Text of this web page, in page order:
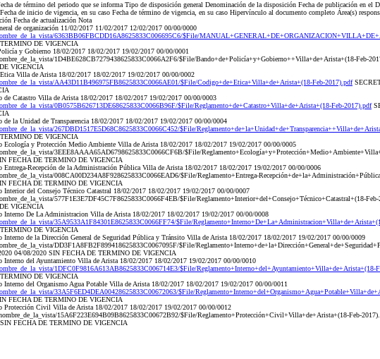
de término del periodo que se informa Tipo de disposición general Denominación de la disposición Fecha de publicación en el
de inicio de vigencia, en su caso Fecha de término de vigencia, en su caso Hipervínculo al documento completo Área(s)
Fecha de actualización Nota
de organización 11/02/2017 11/02/2017 12/02/2017 00/00/0000
6363BB06FBCDD16A8625833C006695C6/$File/
DE VIGENCIA
y Gobierno 18/02/2017 18/02/2017 19/02/2017 00/00/0001
1D4BE628CB7279438625833C0066A2F6/$File/Bando+de+Policía+y+Gobierno++Villa+de+Arista+(18-Feb-
VIGENCIA
Villa de Arista 18/02/2017 18/02/2017 19/02/2017 00/00/0002
AA43D11B496975FB8625833C0066AE01/$File/Codigo+de+Etica+Villa+de+Arista+(18-Feb-2017).pdf
de Catastro Villa de Arista 18/02/2017 18/02/2017 19/02/2017 00/00/0003
0B0575B626713DE68625833C0066B96F/$File/Reglamento+de+Catastro+Villa+de+Arista+(18-Feb-2017).pdf
la Unidad de Transparencia 18/02/2017 18/02/2017 19/02/2017 00/00/0004
267DBD1517E5D68C8625833C0066C452/$File/
DE VIGENCIA
Ecología y Protección Medio Ambiente Villa de Arista 18/02/2017 18/02/2017 19/02/2017 00/00/0005
3EEE8AAAA65AD6798625833C0066CF6B/$File/
FECHA DE TERMINO DE VIGENCIA
Recepción de la Administración Pública Villa de Arista 18/02/2017 18/02/2017 19/02/2017 00/00/0006
008CA00D234A8F928625833C0066EAD6/$File/Reglamento+Entrega-
FECHA DE TERMINO DE VIGENCIA
Interior del Consejo Técnico Catastral 18/02/2017 18/02/2017 19/02/2017 00/00/0007
577F1E3E7DF45C7F8625833C0066F4EB/$File/Reglamento+Interior+del+Consejo+Técnico+Catastral+(18-
VIGENCIA
Interno De La Administracion Villa de Arista 18/02/2017 18/02/2017 19/02/2017 00/00/0008
35A9533A1F84301E8625833C0066FF74/$File/
DE VIGENCIA
de la Dirección General de Seguridad Pública y Tránsito Villa de Arista 18/02/2017 18/02/2017 19/02/2017 00/00/0009
DD3F1A8FB2F899418625833C0067095F/$File/
04/08/2020 SIN FECHA DE TERMINO DE VIGENCIA
Interno del Ayuntamiento Villa de Arista 18/02/2017 18/02/2017 19/02/2017 00/00/0010
1DFC0F9816A613AB8625833C006714E3/$File/Reglamento+Interno+del+Ayuntamiento+Villa+de+Arista+(18-
DE VIGENCIA
del Organismo Agua Potable Villa de Arista 18/02/2017 18/02/2017 19/02/2017 00/00/0011
33A5F6ED4DEA00428625833C00672063/$File/
FECHA DE TERMINO DE VIGENCIA
Protección Civil Villa de Arista 18/02/2017 18/02/2017 19/02/2017 00/00/0012
15A6F223E694B09B8625833C00672B92/$File/Reglamento+Protección+Civil+Villa+de+Arista+(18-Feb-
FECHA DE TERMINO DE VIGENCIA